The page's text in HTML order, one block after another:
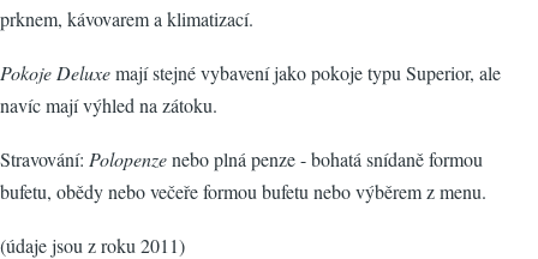
prknem, kávovarem a klimatizací.
Pokoje Deluxemají stejné vybavení jako pokoje typu Superior, ale
navíc mají výhled na zátoku.
Stravování: Polopenzenebo plná penze - bohatá snídaně formou
bufetu, obědy nebo večeře formou bufetu nebo výběrem z menu.
(údaje jsou z roku 2011)